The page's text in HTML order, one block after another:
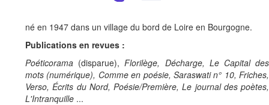
né en 1947 dans un village du bord de Loire en Bourgogne.
Publications en revues :
Poéticorama (disparue),Florilège, Décharge, Le Capital des
mots (numérique), Comme en poésie, Saraswati n° 10, Friches,
Verso, Écrits du Nord, Poésie/Première, Le journal des poètes,
L'Intranquille ...